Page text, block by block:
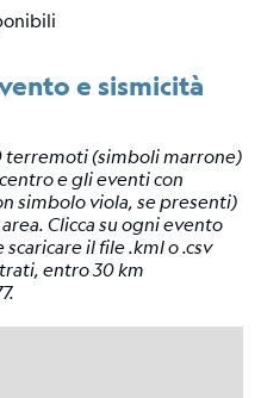
e sismicità
terremoti (simboli marrone)
e gli eventi con
simbolo viola, se presenti)
Clicca su ogni evento
il file .kml o .csv
entro 30 km